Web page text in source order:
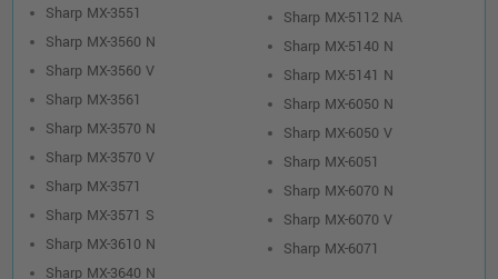
Sharp MX-3551
Sharp MX-3560 N
Sharp MX-3560 V
Sharp MX-3561
Sharp MX-3570 N
Sharp MX-3570 V
Sharp MX-3571
Sharp MX-3571 S
Sharp MX-3610 N
Sharp MX-3640 N
Sharp MX-5112 NA
Sharp MX-5140 N
Sharp MX-5141 N
Sharp MX-6050 N
Sharp MX-6050 V
Sharp MX-6051
Sharp MX-6070 N
Sharp MX-6070 V
Sharp MX-6071